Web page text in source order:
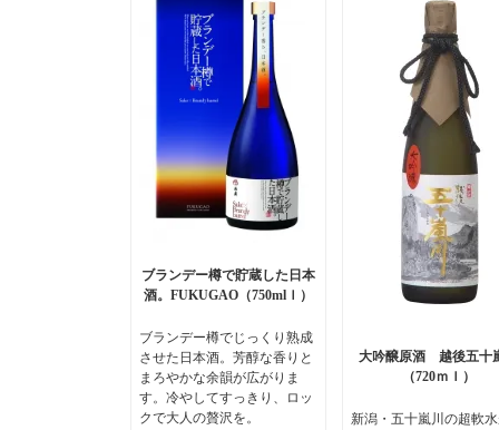
ブランデー樽で貯蔵した日本
酒。FUKUGAO（750mlｌ）
ブランデー樽でじっくり熟成
させた日本酒。芳醇な香りと
まろやかな余韻が広がりま
す。冷やしてすっきり、ロッ
クで大人の贅沢を。
大吟醸原酒 越後五十
（720ｍｌ）
新潟・五十嵐川の超軟